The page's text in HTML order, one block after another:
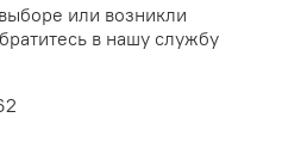
или возникли
в нашу службу